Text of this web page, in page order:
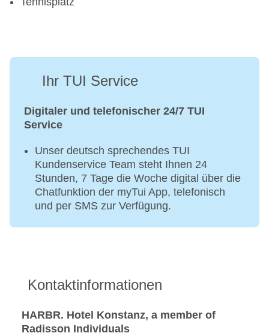
Ihr TUI Service
Digitaler und telefonischer 24/7 TUI
Service
Unser deutsch sprechendes TUI
Kundenservice Team steht Ihnen 24
Stunden, 7 Tage die Woche digital über die
Chatfunktion der myTui App, telefonisch
und per SMS zur Verfügung.
Kontaktinformationen
HARBR. Hotel Konstanz, a member of
Radisson Individuals